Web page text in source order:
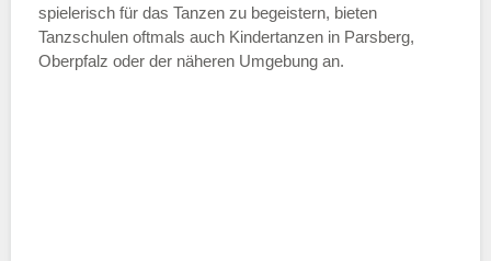
spielerisch für das Tanzen zu begeistern, bieten
Tanzschulen oftmals auch Kindertanzen in Parsberg,
Oberpfalz oder der näheren Umgebung an.